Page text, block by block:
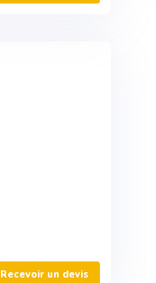
Recevoir un devis